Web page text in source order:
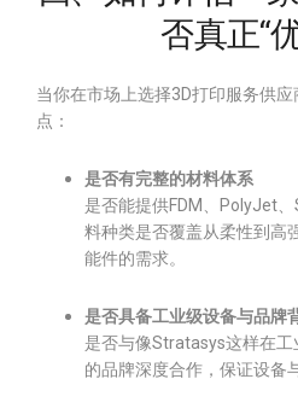
否真正“
当你在市场上选择3D打印服务供
点：
是否有完整的材料体系
是否能提供FDM、PolyJet
料种类是否覆盖从柔性到高
能件的需求。
是否具备工业级设备与品牌
是否与像Stratasys这样在
的品牌深度合作，保证设备